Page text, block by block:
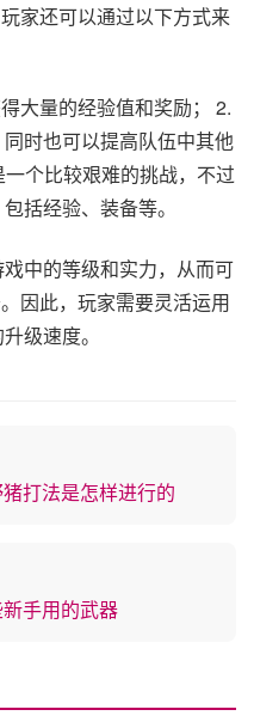
家还可以通过以下方式来
大量的经验值和奖励； 2.
时也可以提高队伍中其他
个比较艰难的挑战，不过
括经验、装备等。
中的等级和实力，从而可
因此，玩家需要灵活运用
级速度。
打法是怎样进行的
手用的武器